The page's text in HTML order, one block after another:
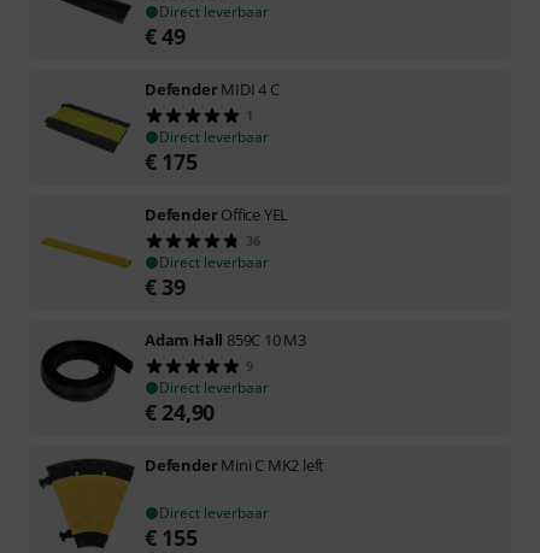
Direct leverbaar
€49
DefenderMIDI 4 C
1
Direct leverbaar
€ 175
DefenderOffice YEL
36
Direct leverbaar
€ 39
Adam Hall 859C 10 M3
9
Direct leverbaar
€ 24,90
DefenderMini C MK2 left
Direct leverbaar
€ 155